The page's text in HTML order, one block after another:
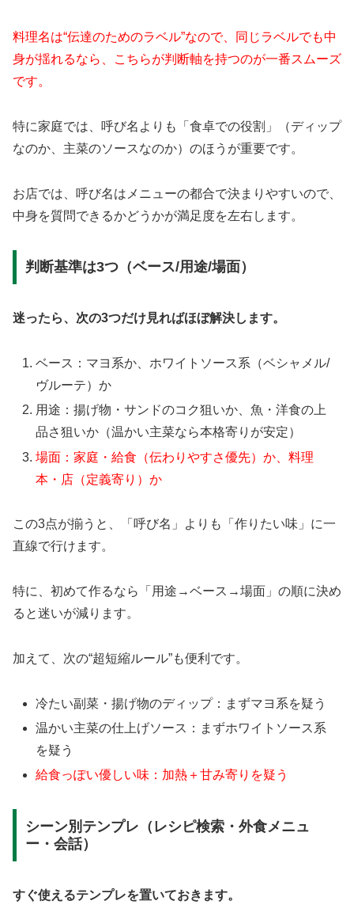
料理名は“伝達のためのラベル”なので、同じラベルでも中
身が揺れるなら、こちらが判断軸を持つのが一番スムーズ
です。
特に家庭では、呼び名よりも「食卓での役割」（ディップ
なのか、主菜のソースなのか）のほうが重要です。
お店では、呼び名はメニューの都合で決まりやすいので、
中身を質問できるかどうかが満足度を左右します。
判断基準は3つ（ベース/用途/場面）
迷ったら、次の3つだけ見ればほぼ解決します。
ベース：マヨ系か、ホワイトソース系（ベシャメル/
ヴルーテ）か
用途：揚げ物・サンドのコク狙いか、魚・洋食の上
品さ狙いか（温かい主菜なら本格寄りが安定）
場面：家庭・給食（伝わりやすさ優先）か、料理
本・店（定義寄り）か
この3点が揃うと、「呼び名」よりも「作りたい味」に一
直線で行けます。
特に、初めて作るなら「用途→ベース→場面」の順に決め
ると迷いが減ります。
加えて、次の“超短縮ルール”も便利です。
冷たい副菜・揚げ物のディップ：まずマヨ系を疑う
温かい主菜の仕上げソース：まずホワイトソース系
を疑う
給食っぽい優しい味：加熱＋甘み寄りを疑う
シーン別テンプレ（レシピ検索・外食メニュ
ー・会話）
すぐ使えるテンプレを置いておきます。